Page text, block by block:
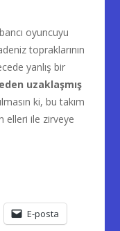
oyuncuyu
topraklarının
yanlış bir
uzaklaşmış
ki, bu takım
elleri ile zirveye
E-posta